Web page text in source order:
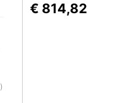
)
€ 814,82